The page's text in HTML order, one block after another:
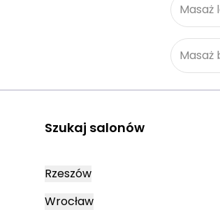
Masaż
Masaż
Szukaj salonów
Rzeszów
Wrocław